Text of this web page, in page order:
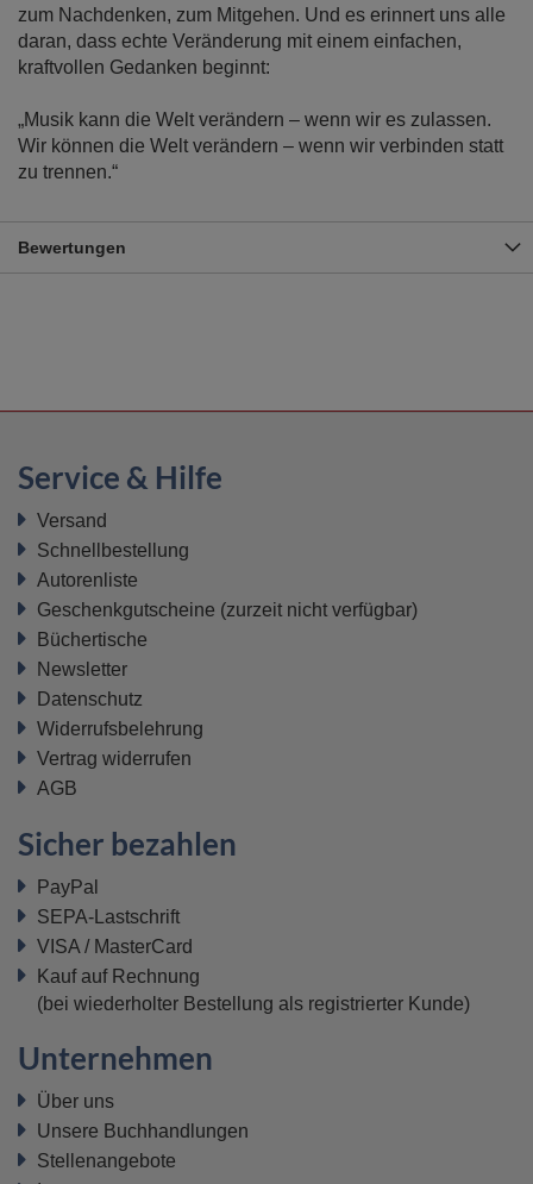
zum Nachdenken, zum Mitgehen. Und es erinnert uns alle
daran, dass echte Veränderung mit einem einfachen,
kraftvollen Gedanken beginnt:
„Musik kann die Welt verändern – wenn wir es zulassen.
Wir können die Welt verändern – wenn wir verbinden statt
zu trennen.“
Bewertungen
Service & Hilfe
Versand
Schnellbestellung
Autorenliste
Geschenkgutscheine (zurzeit nicht verfügbar)
Büchertische
Newsletter
Datenschutz
Widerrufsbelehrung
Vertrag widerrufen
AGB
Sicher bezahlen
PayPal
SEPA-Lastschrift
VISA / MasterCard
Kauf auf Rechnung
(bei wiederholter Bestellung als registrierter Kunde)
Unternehmen
Über uns
Unsere Buchhandlungen
Stellenangebote